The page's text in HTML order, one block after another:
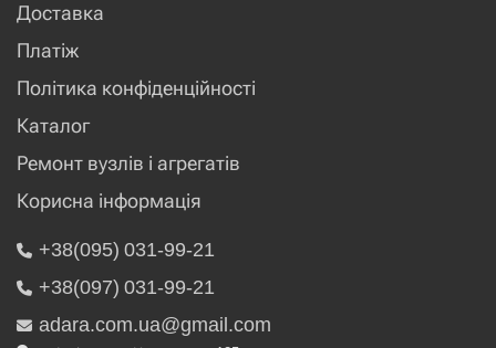
Доставка
Платіж
Політика конфіденційності
Каталог
Ремонт вузлів і агрегатів
Корисна інформація
+38(095) 031-99-21
+38(097) 031-99-21
adara.com.ua@gmail.com